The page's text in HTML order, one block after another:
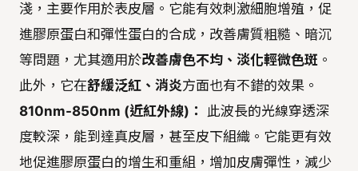
淺，主要作用於表皮層。它能有效刺激細胞增殖，促
進膠原蛋白和彈性蛋白的合成，改善膚質粗糙、暗沉
等問題，尤其適用於改善膚色不均、淡化輕微色斑 。
此外，它在舒緩泛紅、消炎方面也有不錯的效果。
810nm-850nm (近紅外線)：
此波長的光線穿透深
度較深，能到達真皮層，甚至皮下組織。它能更有效
地促進膠原蛋白的增生和重組，增加皮膚彈性，減少